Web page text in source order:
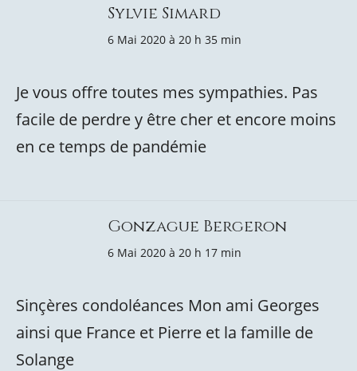
Sylvie Simard
6 Mai 2020 à 20 h 35 min
Je vous offre toutes mes sympathies. Pas
facile de perdre y être cher et encore moins
en ce temps de pandémie
Gonzague Bergeron
6 Mai 2020 à 20 h 17 min
Sinçères condoléances Mon ami Georges
ainsi que France et Pierre et la famille de
Solange